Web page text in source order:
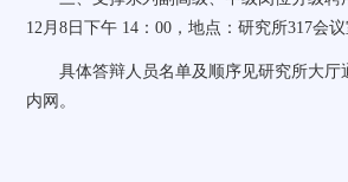
12月8 日下午 14 ：00 ，地点：研究所317会议
具体答辩人员名单及顺序见研究所大厅
内网。